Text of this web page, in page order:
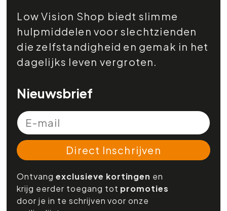
Low Vision Shop biedt slimme
hulpmiddelen voor slechtzienden
die zelfstandigheid en gemak in het
dagelijks leven vergroten.
Nieuwsbrief
Direct Inschrijven
Ontvangexclusieve kortingen en
krijg eerder toegang tot promoties
door je in te schrijven voor onze